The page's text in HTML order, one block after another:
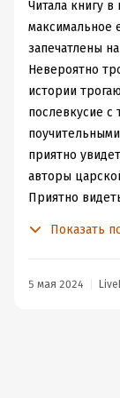
Читала книгу
максимальное
запечатлены
Невероятно
истории
послевкусие
приятно
авторы
Приятно
закладки
трудности;
истории,
занимает
Показать
5 мая 2024